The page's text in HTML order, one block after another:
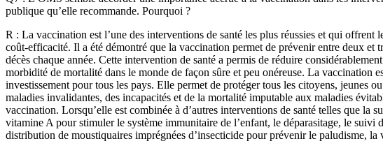
publique qu’elle recommande. Pourquoi ?
R : La vaccination est l’une des interventions de santé les plus réussies et qui offrent
coût-efficacité. Il a été démontré que la vaccination permet de prévenir entre deux et
décès chaque année. Cette intervention de santé a permis de réduire
morbidité de mortalité dans le monde de façon sûre et peu onéreuse. La vaccination
investissement pour tous les pays. Elle permet de protéger tous les citoyens, jeunes
maladies invalidantes, des incapacités et de la mortalité imputable aux maladies
vaccination. Lorsqu’elle est combinée à d’autres interventions de santé telles que la
vitamine A pour stimuler le système immunitaire de l’enfant, le déparasitage, le suivi
distribution de moustiquaires imprégnées d’insecticide pour prévenir le paludisme, la